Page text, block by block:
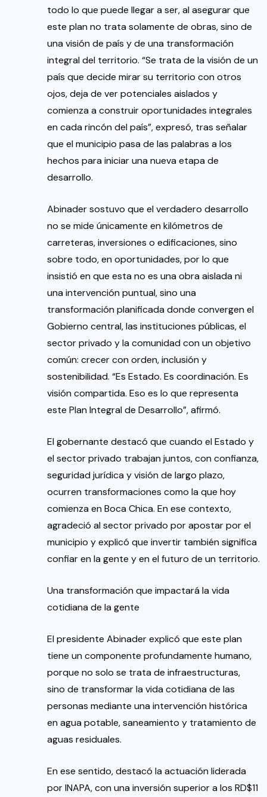
todo lo que puede llegar a ser, al asegurar que
este plan no trata solamente de obras, sino de
una visión de país y de una transformación
integral del territorio. “Se trata de la visión de un
país que decide mirar su territorio con otros
ojos, deja de ver potenciales aislados y
comienza a construir oportunidades integrales
en cada rincón del país”, expresó, tras señalar
que el municipio pasa de las palabras a los
hechos para iniciar una nueva etapa de
desarrollo.
Abinader sostuvo que el verdadero desarrollo
no se mide únicamente en kilómetros de
carreteras, inversiones o edificaciones, sino
sobre todo, en oportunidades, por lo que
insistió en que esta no es una obra aislada ni
una intervención puntual, sino una
transformación planificada donde convergen el
Gobierno central, las instituciones públicas, el
sector privado y la comunidad con un objetivo
común: crecer con orden, inclusión y
sostenibilidad. “Es Estado. Es coordinación. Es
visión compartida. Eso es lo que representa
este Plan Integral de Desarrollo”, afirmó.
El gobernante destacó que cuando el Estado y
el sector privado trabajan juntos, con confianza,
seguridad jurídica y visión de largo plazo,
ocurren transformaciones como la que hoy
comienza en Boca Chica. En ese contexto,
agradeció al sector privado por apostar por el
municipio y explicó que invertir también significa
confiar en la gente y en el futuro de un territorio.
Una transformación que impactará la vida
cotidiana de la gente
El presidente Abinader explicó que este plan
tiene un componente profundamente humano,
porque no solo se trata de infraestructuras,
sino de transformar la vida cotidiana de las
personas mediante una intervención histórica
en agua potable, saneamiento y tratamiento de
aguas residuales.
En ese sentido, destacó la actuación liderada
por INAPA, con una inversión superior a los RD$11